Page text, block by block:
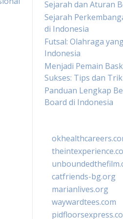
Sejarah dan Aturan
Sejarah
di Indonesia
Futsal: Olahraga
Indonesia
Menjadi Pemain
Sukses: Tips dan Trik
Panduan Lengkap
Board di Indonesia
catfriends-bg.org
marianlives.org
waywardtees.com